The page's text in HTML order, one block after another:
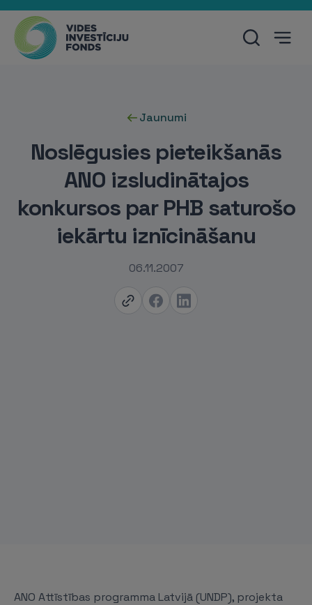
Jaunumi
Noslēgusies pieteikšanās
ANO izsludinātajos
konkursos par PHB saturošo
iekārtu iznīcināšanu
06.11.2007
ANO Attīstības programma Latvijā (UNDP), projekta